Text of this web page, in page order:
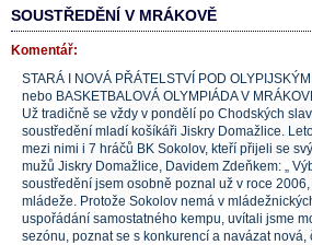
SOUSTŘEDĚNÍ V MRÁKOVĚ
Komentář:
STARÁ I NOVÁ PŘÁTELSTVÍ POD
nebo BASKETBALOVÁ OLYMPIÁDA V
Už tradičně se vždy v pondělí po Chodských
soustředění mladí košíkáři Jiskry Domažlice.
mezi nimi i 7 hráčů BK Sokolov, kteří přijeli se
mužů Jiskry Domažlice, Davidem Zdeňkem: „
soustředění jsem osobně poznal už v roce
mládeže. Protože Sokolov nemá v
uspořádání samostatného kempu, uvítali jsme
sezónu, poznat se s konkurencí a navázat